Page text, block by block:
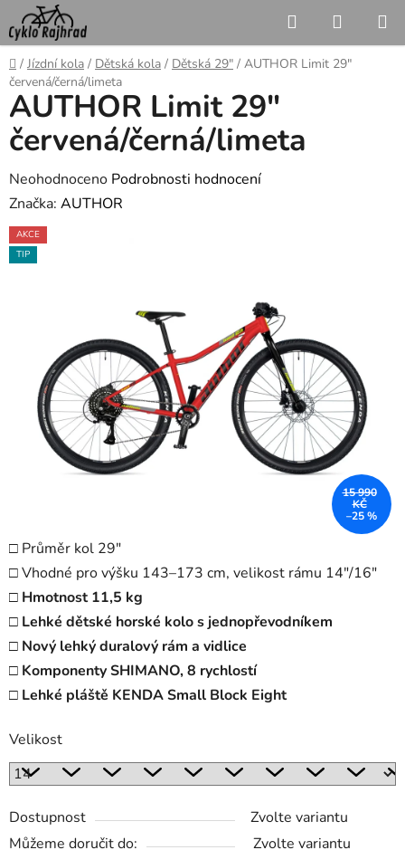
Přejít
na
obsah
Hledat
KOŠÍK
Domů
/ Jízdní kola / Dětská kola / Dětská 29" / AUTHOR Limit 29"
červená/černá/limeta
□ Průměr kol 29"
□ Vhodné pro výšku 143–173 cm, velikost rámu 14"/16"
□ Hmotnost 11,5 kg
□ Lehké dětské horské kolo s jednopřevodníkem
□ Nový lehký duralový rám a vidlice
□ Komponenty SHIMANO, 8 rychlostí
□ Lehké pláště KENDA Small Block Eight
Velikost
Dostupnost
Zvolte variantu
Můžeme doručit do:
Zvolte variantu
AUTHOR Limit 29"
červená/černá/limeta
Průměrné
hodnocení
produktu
je
hvězdiček.
Neohodnoceno Podrobnosti hodnocení
Značka: AUTHOR
AKCE
TIP
15 990
KČ
–25 %